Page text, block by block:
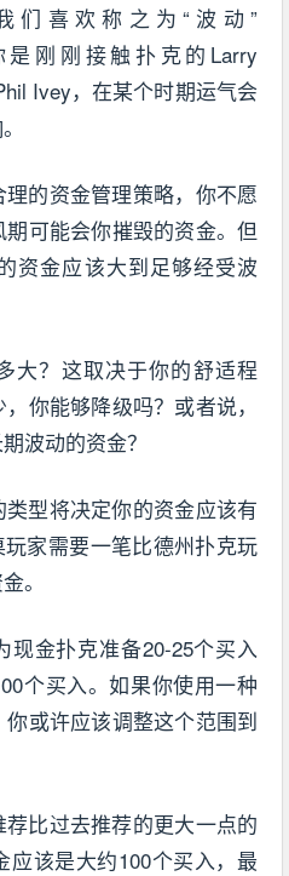
们喜欢称之为“波动”
是刚刚接触扑克的Larry
Ivey，在某个时期运气会
的资金管理策略，你不愿
可能会你摧毁的资金。但
资金应该大到足够经受波
？这取决于你的舒适程
你能够降级吗？或者说，
波动的资金？
型将决定你的资金应该有
家需要一笔比德州扑克玩
。
现金扑克准备20-25个买入
个买入。如果你使用一种
或许应该调整这个范围到
比过去推荐的更大一点的
应该是大约100个买入，最